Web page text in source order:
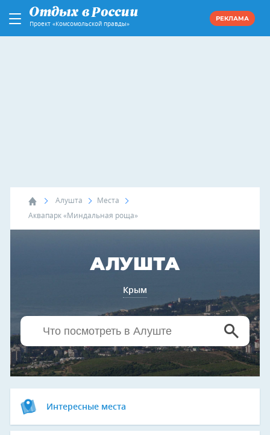
Проект «Комсомольской правды»
РЕКЛАМА
Алушта Места
Аквапарк «Миндальная роща»
АЛУШТА
Крым
Интересные места